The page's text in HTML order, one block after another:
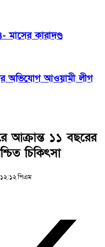
মাসের কারাদণ্ড
অভিযোগ আওয়ামী লীগ
আক্রান্ত ১১ বছরের
চিকিৎসা
১২:১২ পিএম